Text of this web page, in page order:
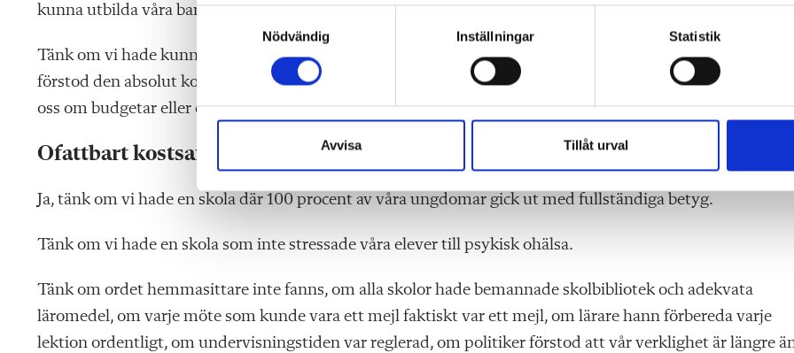
S
m
t
e
s
v
l
Nödvändig Inställningar Statistik
Avvisa Tillåt urval
kunna utbilda våra barn.
Tänk om vi hade kunnat lägga tid och kraft på våra elever istället. Tänk om vi hade beslutsfattare som
förstod den absolut kompromisslösa vinsten av att satsa på våra barn. Tänk om vi på golvet slapp
oss om budgetar eller det trasiga skolsystem som är grunden till det sköra korthus vi jobbar i.
Ofattbart kostsamt i längden
Ja, tänk om vi hade en skola där 100 procent av våra ungdomar gick ut med fullständiga betyg.
Tänk om vi hade en skola som inte stressade våra elever till psykisk ohälsa.
Tänk om ordet hemmasittare inte fanns, om alla skolor hade bemannade skolbibliotek och adekvata
läromedel, om varje möte som kunde vara ett mejl faktiskt var ett mejl, om lärare hann förbereda varje
lektion ordentligt, om undervisningstiden var reglerad, om politiker förstod att vår verklighet är längre